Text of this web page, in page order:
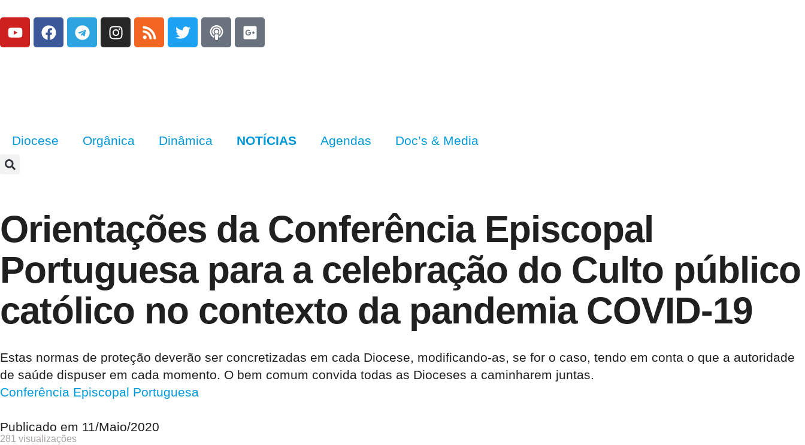
Diocese Orgânica Dinâmica NOTÍCIAS Agendas Doc’s & Media
Orientações da Conferência Episcopal
Portuguesa para a celebração do Culto público
católico no contexto da pandemia COVID-19
Estas normas de proteção deverão ser concretizadas em cada Diocese, modificando-as, se for o caso, tendo em conta o que a autoridade
de saúde dispuser em cada momento. O bem comum convida todas as Dioceses a caminharem juntas.
Conferência Episcopal Portuguesa
Publicado em 11/Maio/2020
281 visualizações